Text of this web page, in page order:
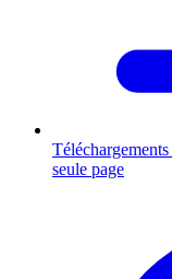
Téléchargements
seule page